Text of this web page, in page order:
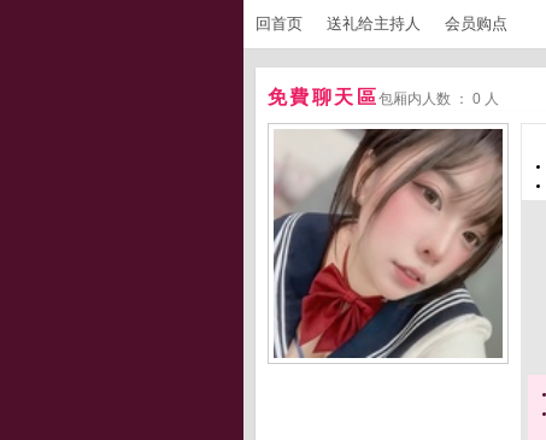
回首页 送礼给主持人 会员购点
免費聊天區包厢内人数 ： 0 人